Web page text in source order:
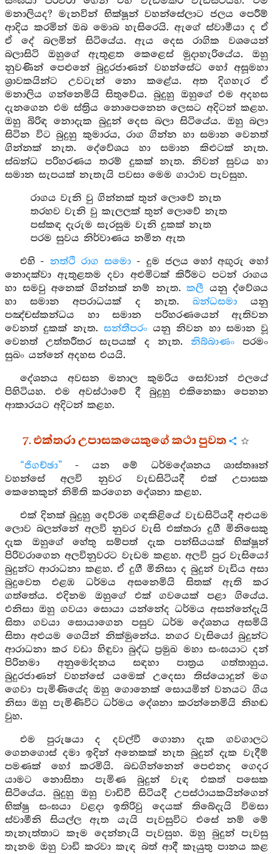
මනාලියද? මැනවින් භික්ෂූන් වහන්සේලාට ජලය පෙරීම්
ආදිය කරමින් ඔබ මොබ හැසිරෙයි. ඇගේ ස්වාමීයා ද ඒ
ඒ දේ බලමින් සිටියේය. ඇය දෙස රාගික වශයෙන්
බලාසිටි ඔහුගේ ඇතුළත කෙළෙස් මුදාහැරියේය. ඔහු
නුවණින් පෙළුනේ බුදුරජාණන් වහන්සේට හෝ අසූමහා
ශ්‍රාවකයින්ට උවටැන් නො කළේය. අත දිගහැර ඒ
මනාලිය ගන්නෙමියි සිතුවේය. බුදුහු ඔහුගේ එම අදහස
දැනගෙන එම ස්ත්‍රිය නොපෙනෙන ලෙසට අදිටන් කළහ.
ඔහු බිරිඳ නොදැක බුදුන් දෙස බලා සිටියේය. ඔහු බලා
සිටින විට බුදුහු කුමාරය, රාග ගින්න හා සමාන වෙනත්
ගින්නක් නැත. දේවේශය හා සමාන කිළුටක් නැත.
ස්ඛන්ධ පරිහරණය තරම් දුකක් නැත. නිවන් සුවය හා
සමාන සැපයක් නැතැයි පවසා මෙම ගාථාව පැවසුහ.
රාගය වැනි වු ගින්නක් තුන් ලොවේ නැත
තරහව වැනි වු කැලලක් තුන් ලොවේ නැත
පස්කඳ දැරුම සැරසුම වැනි දුකක් නැත
පරම සුවය නිර්වාණය නමින ඇත
එහි -නත්ථි රාග සමො - දුම ජලය හෝ අඟුරු හෝ
නොදක්වා ඇතුළතම දවා අළුමිටක් කිරීමට පටන් රාගය
හා සමවු අනෙක් ගින්නක් නම් නැත. කලී යනු ද්වේශය
හා සමාන අපරාධයක් ද නැත. ඛන්ධසමායනු
පඤ්චස්කන්ධය හා සමාන පරිහරණයෙන් ඇතිවන
වෙනත් දුකක් නැත. සන්තීපරංයනු නිවන හා සමාන වූ
වෙනත් උත්තරීතර සැපයක් ද නැත. නිබ්බාණංපරමං
සුඛං යන්නේ අදහස එයයි.
දේශනය අවසන මනාල කුමරිය සෝවාන් ඵලයේ
පිහිටියහ. එම අවස්ථාවේ දී බුදුහු එකිනෙකා පෙනන
ආකාරයට අදිටන් කළහ.
7. එක්තරා උපාසකයෙකුගේ කථා පුවත
“ජිගච්ඡා” - යන මේ ධර්මදේශනය ශාස්තෲන්
වහන්සේ අලවි නුවර වැඩසිටියදී එක් උපාසක
කෙනෙකුන් නිමිති කරගෙන දේශනා කළහ.
එක් දිනක් බුදුහු දෙව්රම ගඳකිළියේ වැඩසිටියදී අළුයම
ලොව බලන්නේ අලවි නුවර වැසි එක්තරා දුගී මිනිසෙකු
දැක ඔහුගේ හේතු සම්පත් දැක පන්සියයක් භික්ෂූන්
පිරිවරාගෙන අලවිනුවරට වැඩම කළහ. අලවි පුර වැසියෝ
බුදුන්ට ආරාධනා කළහ. ඒ දුගී මිනිසා ද බුදුන් වැඩිය අසා
බුදුවෙත එළඹ ධර්මය අසනෙමියි සිතක් ඇති කර
ගත්තේය. එදිනම ඔහුගේ එක් ගවයෙක් පළා ගියේය.
එනිසා ඔහු ගවයා සොයා යන්නේද ධර්මය අසන්නේදැයි
සිතා ගවයා සොයාගෙන පසුව ධර්ම දේශනය අසමියි
සිතා අළුයම ගෙයින් නික්මුනේය. නගර වැසියෝ බුදුන්ට
ආරාධනා කර වඩා හිඳුවා බුද්ධ ප්‍රමුඛ මහා සංඝයාට දන්
පිරිනමා අනුමෝදනය සඳහා පාත්‍රය ගත්තාහුය.
බුදුරජාණන් වහන්සේ යමෙක් උදෙසා තිස්යොදුන් මග
ගෙවා පැමිණියේද ඔහු ගොනෙක් සොයමින් වනයට ගිය
නිසා ඔහු පැමිණිවිට ධර්මය දේශනා කරන්නෙමියි නිහඬ
වුහ.
එම පුරුෂයා ද දවල්වී ගොනා දැක ගවගාලට
ගෙනගොස් දමා ඉදින් අනෙකක් නැත බුදුන් දැක වැදීම්
පමණක් හෝ කරමියි. බඩගින්නෙන් පෙළුනද ගෙදර
යාමට නොසිතා පැමිණ බුදුන් වැඳ එකත් පසෙක
සිටියේය. බුදුහු ඔහු වාඩිවී සිටියදී උපස්ථායකයින්ගෙන්
භික්ෂු සංඝයා වළදා ඉතිරිවු දෙයක් තිබේදැයි විමසා
ස්වාමීනි සියල්ල ඇත යැයි පැවසුවිට එසේ නම් මේ
තැනැත්තාට කෑම දෙන්නැයි පැවසුහ. ඔහු බුදුන් පැවසු
තැනම ඔහු වාඩි කරවා කැඳ බත් ආදී කෑයුතු පානය කළ